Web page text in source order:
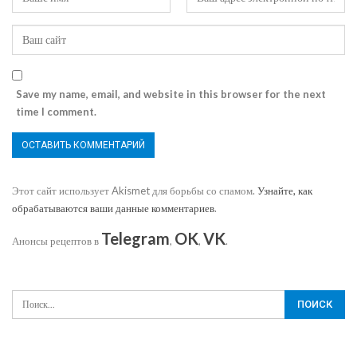
Save my name, email, and website in this browser for the next
time I comment.
Этот сайт использует Akismet для борьбы со спамом. Узнайте, как
обрабатываются ваши данные комментариев.
Анонсы рецептов в Telegram, OK, VK.